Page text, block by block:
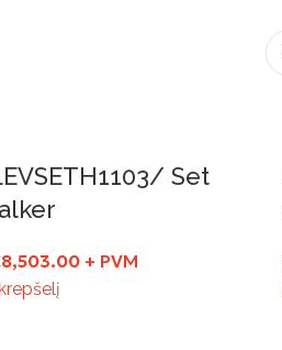
Set
8,503.00 + PVM